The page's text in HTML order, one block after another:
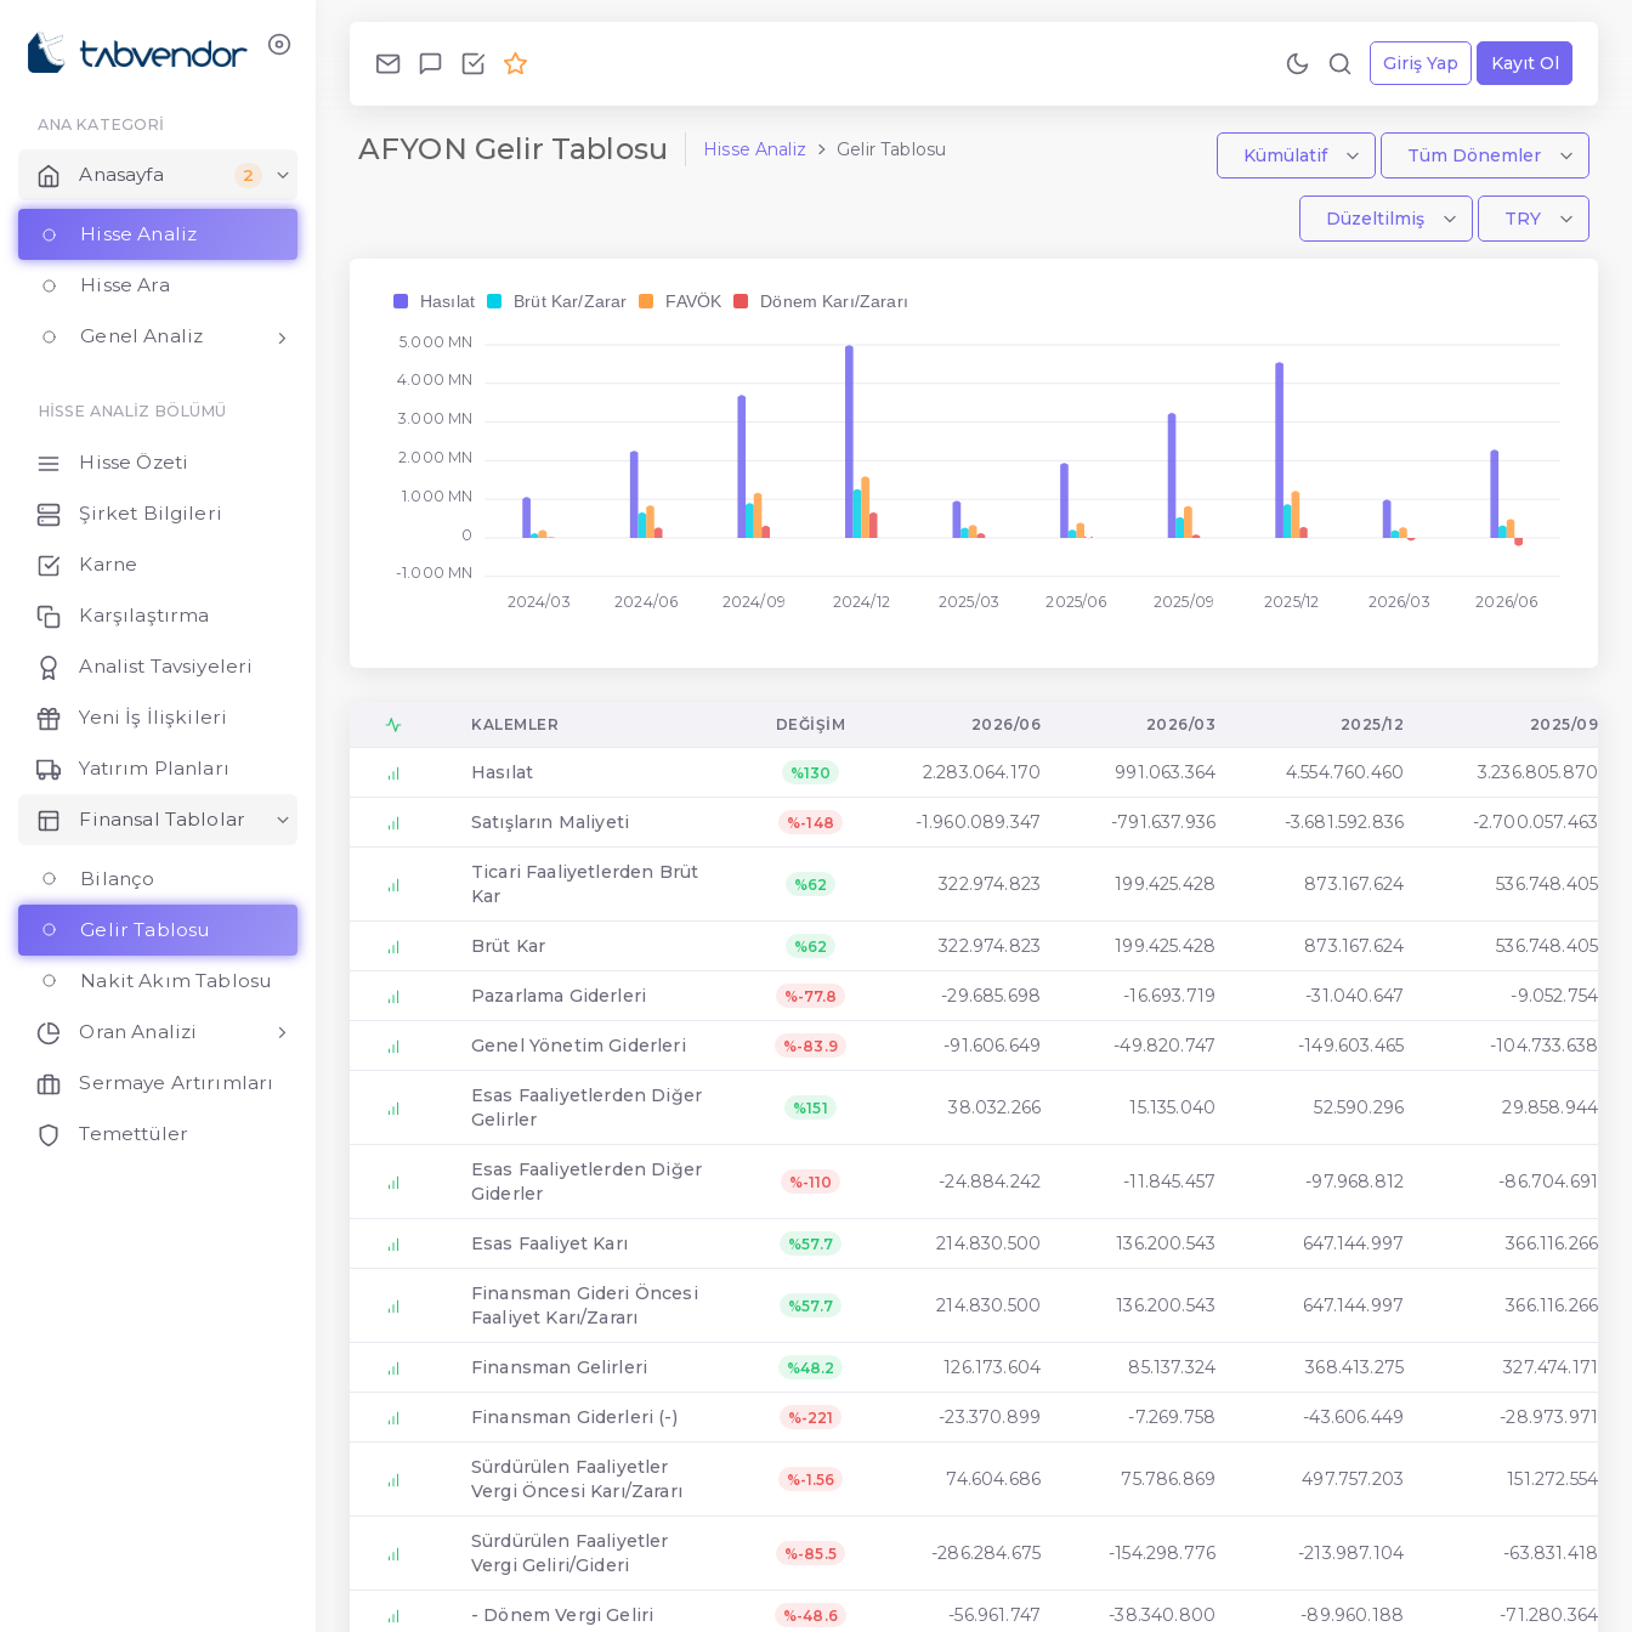
Giriş Yap Kayıt Ol
ANA KATEGORİ
Anasayfa 2
Hisse Analiz
Hisse Ara
Genel Analiz
HİSSE ANALİZ BÖLÜMÜ
Hisse Özeti
Şirket Bilgileri
Karne
Karşılaştırma
Analist Tavsiyeleri
Yeni İş İlişkileri
Yatırım Planları
Finansal Tablolar
Bilanço
Gelir Tablosu
Nakit Akım Tablosu
Oran Analizi
Sermaye Artırımları
Temettüler
AFYON Gelir Tablosu Hisse Analiz Gelir Tablosu Kümülatif Tüm Dönemler
Düzeltilmiş TRY
Hasılat Brüt Kar/Zarar FAVÖK Dönem Karı/Zararı
2024/03 2024/06 2024/09 2024/12 2025/03 2025/06 2025/09 2025/12 2026/03 2026/06
5.000 MN
4.000 MN
3.000 MN
2.000 MN
1.000 MN
0
-1.000 MN
KALEMLER DEĞIŞIM 2026/06 2026/03 2025/12 2025/09
Hasılat %130 2.283.064.170 991.063.364 4.554.760.460 3.236.805.870
Satışların Maliyeti %-148 -1.960.089.347 -791.637.936 -3.681.592.836 -2.700.057.463
Ticari Faaliyetlerden Brüt
Kar
%62 322.974.823 199.425.428 873.167.624 536.748.405
Brüt Kar %62 322.974.823 199.425.428 873.167.624 536.748.405
Pazarlama Giderleri %-77.8 -29.685.698 -16.693.719 -31.040.647 -9.052.754
Genel Yönetim Giderleri %-83.9 -91.606.649 -49.820.747 -149.603.465 -104.733.638
Esas Faaliyetlerden Diğer
Gelirler
%151 38.032.266 15.135.040 52.590.296 29.858.944
Esas Faaliyetlerden Diğer
Giderler
%-110 -24.884.242 -11.845.457 -97.968.812 -86.704.691
Esas Faaliyet Karı %57.7 214.830.500 136.200.543 647.144.997 366.116.266
Finansman Gideri Öncesi
Faaliyet Karı/Zararı
%57.7 214.830.500 136.200.543 647.144.997 366.116.266
Finansman Gelirleri %48.2 126.173.604 85.137.324 368.413.275 327.474.171
Finansman Giderleri (-) %-221 -23.370.899 -7.269.758 -43.606.449 -28.973.971
Sürdürülen Faaliyetler
Vergi Öncesi Karı/Zararı
%-1.56 74.604.686 75.786.869 497.757.203 151.272.554
Sürdürülen Faaliyetler
Vergi Geliri/Gideri
%-85.5 -286.284.675 -154.298.776 -213.987.104 -63.831.418
- Dönem Vergi Geliri %-48.6 -56.961.747 -38.340.800 -89.960.188 -71.280.364